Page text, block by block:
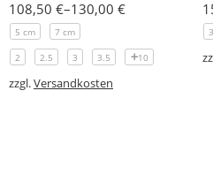
108,50 €–130,00 €
5 cm 7 cm
2 2.5 3 3.5 10
zzgl.Versandkosten